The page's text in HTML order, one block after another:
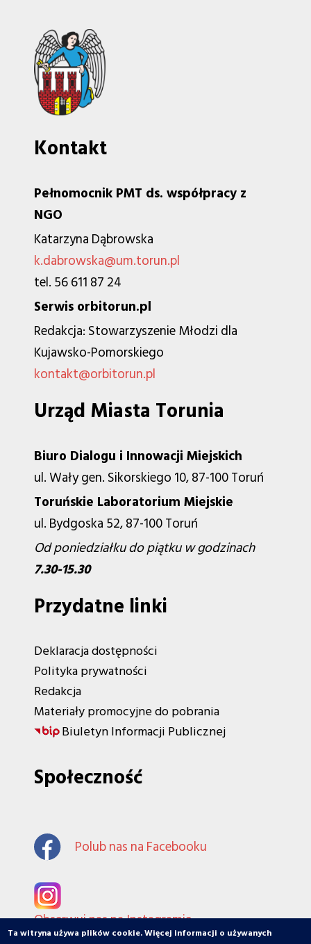
Ta witryna używa plików cookie. Więcej informacji o używanych
Kontakt
Pełnomocnik PMT ds. współpracy z
NGO
Katarzyna Dąbrowska
k.dabrowska@um.torun.pl
tel. 56 611 87 24
Serwis orbitorun.pl
Redakcja: Stowarzyszenie Młodzi dla
Kujawsko-Pomorskiego
kontakt@orbitorun.pl
Urząd Miasta Torunia
Biuro Dialogu i Innowacji Miejskich
ul. Wały gen. Sikorskiego 10, 87-100 Toruń
Toruńskie Laboratorium Miejskie
ul. Bydgoska 52, 87-100 Toruń
Od poniedziałku do piątku w godzinach
7.30-15.30
Przydatne linki
Deklaracja dostępności
Polityka prywatności
Redakcja
Materiały promocyjne do pobrania
Biuletyn Informacji Publicznej
Społeczność
Polub nas na Facebooku
Obserwuj nas na Instagramie